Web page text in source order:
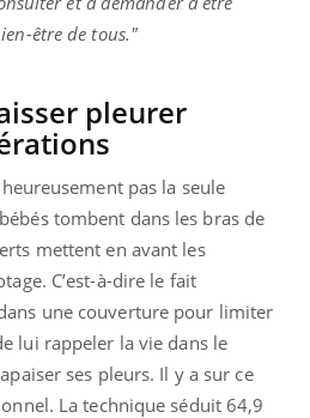
être de tous."
pleurer
pas la seule
tombent dans les bras de
mettent en avant les
C’est-à-dire le fait
une couverture pour limiter
lui rappeler la vie dans le
ses pleurs. Il y a sur ce
La technique séduit 64,9